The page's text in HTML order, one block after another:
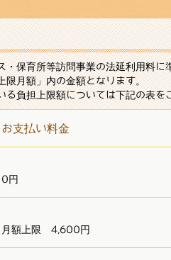
・保育所等訪問事業の法延利用料
月額」内の金額となります。
負担上限額については下記の表を
お支払い料金
0円
月額上限 4,600円